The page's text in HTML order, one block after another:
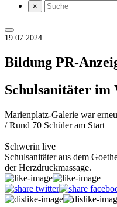
×
19.07.2024
Bildung PR-
Schulsanitäter im
Marienplatz-Galerie war
/ Rund 70 Schüler am Start
Schwerin live
Schulsanitäter aus dem
der Herzdruckmassage.